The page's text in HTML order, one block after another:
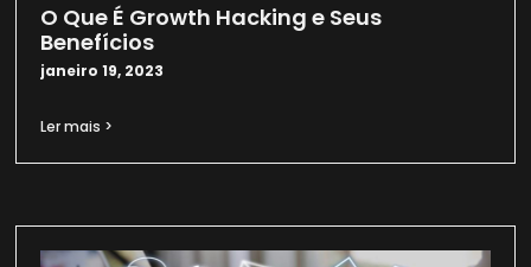
O Que É Growth Hacking e Seus
Benefícios
janeiro 19, 2023
Ler mais >